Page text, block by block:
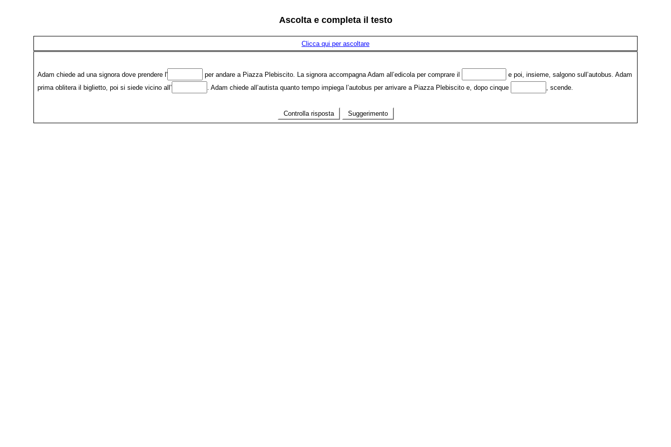
Ascolta e completa il testo
Clicca qui per ascoltare
Adam chiede ad una signora dove prendere l' per andare a Piazza Plebiscito. La signora accompagna Adam all’edicola per comprare il
e poi, insieme, salgono sull’autobus. Adam
prima oblitera il biglietto, poi si siede vicino all’
. Adam chiede all’autista quanto tempo impiega l’autobus per arrivare a Piazza Plebiscito e, dopo cinque , scende.
Controlla risposta Suggerimento